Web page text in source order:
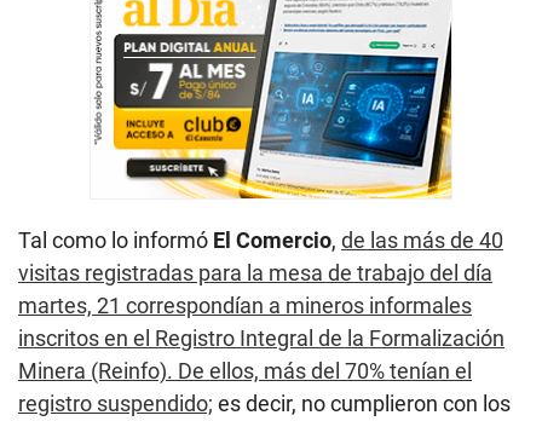
Tal como lo informó El Comercio, de las más de 40
visitas registradas para la mesa de trabajo del día
martes, 21 correspondían a mineros informales
inscritos en el Registro Integral de la Formalización
Minera (Reinfo). De ellos, más del 70% tenían el
registro suspendido; es decir, no cumplieron con los